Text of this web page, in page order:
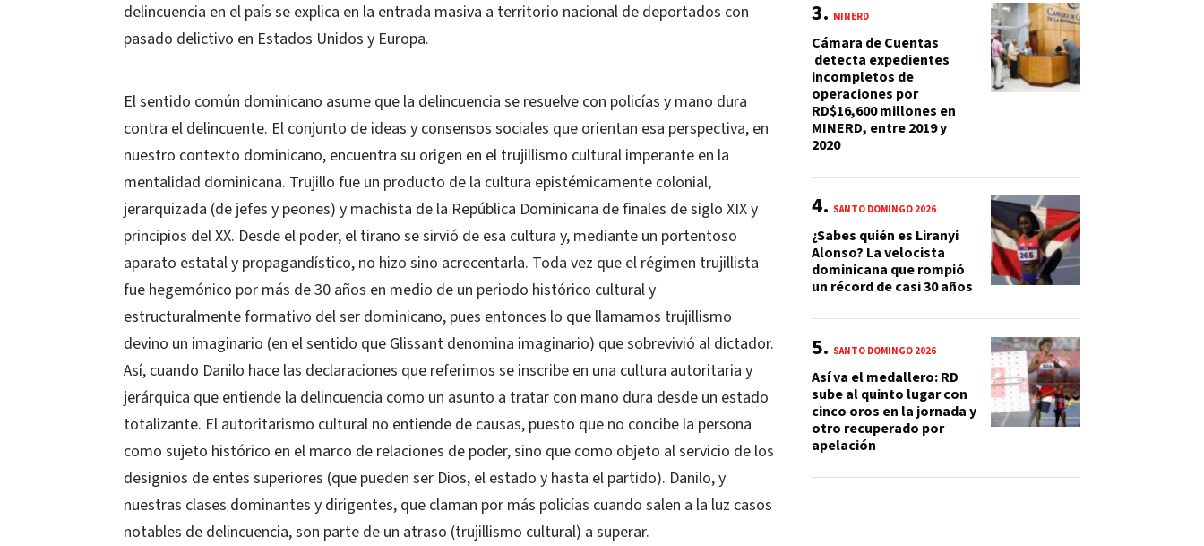
delincuencia en el país se explica en la entrada masiva a territorio nacional de deportados con
pasado delictivo en Estados Unidos y Europa.
El sentido común dominicano asume que la delincuencia se resuelve con policías y mano dura
contra el delincuente. El conjunto de ideas y consensos sociales que orientan esa perspectiva, en
nuestro contexto dominicano, encuentra su origen en el trujillismo cultural imperante en la
mentalidad dominicana. Trujillo fue un producto de la cultura epistémicamente colonial,
jerarquizada (de jefes y peones) y machista de la República Dominicana de finales de siglo XIX y
principios del XX. Desde el poder, el tirano se sirvió de esa cultura y, mediante un portentoso
aparato estatal y propagandístico, no hizo sino acrecentarla. Toda vez que el régimen trujillista
fue hegemónico por más de 30 años en medio de un periodo histórico cultural y
estructuralmente formativo del ser dominicano, pues entonces lo que llamamos trujillismo
devino un imaginario (en el sentido que Glissant denomina imaginario) que sobrevivió al dictador.
Así, cuando Danilo hace las declaraciones que referimos se inscribe en una cultura autoritaria y
jerárquica que entiende la delincuencia como un asunto a tratar con mano dura desde un estado
totalizante. El autoritarismo cultural no entiende de causas, puesto que no concibe la persona
como sujeto histórico en el marco de relaciones de poder, sino que como objeto al servicio de los
designios de entes superiores (que pueden ser Dios, el estado y hasta el partido). Danilo, y
nuestras clases dominantes y dirigentes, que claman por más policías cuando salen a la luz casos
notables de delincuencia, son parte de un atraso (trujillismo cultural) a superar.
MINERD
Cámara de Cuentas
detecta expedientes
incompletos de
operaciones por
RD$16,600 millones en
MINERD, entre 2019 y
2020
SANTO DOMINGO 2026
¿Sabes quién es Liranyi
Alonso? La velocista
dominicana que rompió
un récord de casi 30 años
SANTO DOMINGO 2026
Así va el medallero: RD
sube al quinto lugar con
cinco oros en la jornada y
otro recuperado por
apelación